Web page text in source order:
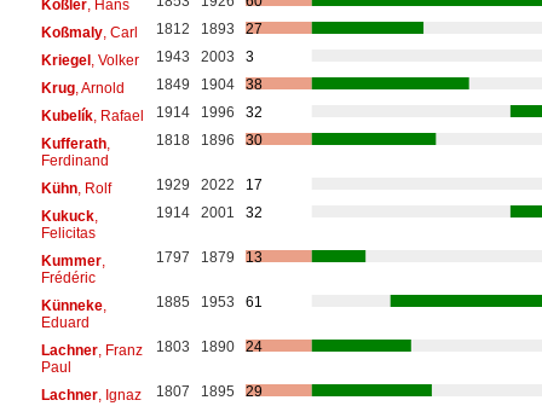
Kößler, Hans
Koßmaly, Carl 1812 1893
27
Kriegel, Volker 1943 2003
3
Krug, Arnold 1849 1904
38
Kubelík, Rafael 1914 1996
32
Kufferath,
Ferdinand
1818 1896 30
Kühn, Rolf 1929 2022
17
Kukuck,
Felicitas
1914 2001 32
Kummer,
Frédéric
1797 1879 13
Künneke,
Eduard
1885 1953 61
Lachner, Franz
Paul
1803 1890 24
Lachner, Ignaz 1807 1895
29